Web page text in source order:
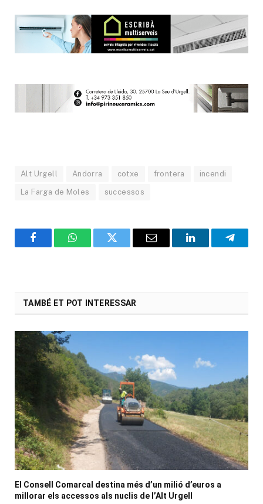
Alt Urgell Andorra cotxe frontera incendi
La Farga de Moles successos
FacebookWhatsAppTwitter Email LinkedIn
TAMBÉ ET POT INTERESSAR
El Consell Comarcal destina més d’un milió d’euros a
millorar els accessos als nuclis de l’Alt Urgell